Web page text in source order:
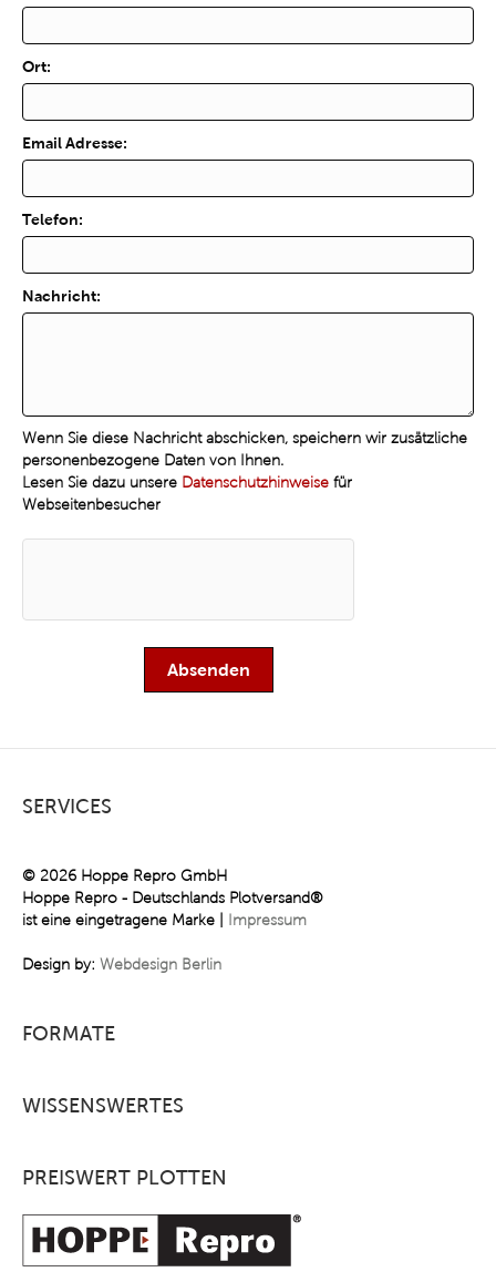
Ort:
Email Adresse:
Telefon:
Nachricht:
Wenn Sie diese Nachricht abschicken, speichern wir zusätzliche
personenbezogene Daten von Ihnen.
Lesen Sie dazu unsere Datenschutzhinweise für
Webseitenbesucher
SERVICES
© 2026 Hoppe Repro GmbH
Hoppe Repro - Deutschlands Plotversand®
ist eine eingetragene Marke |
Impressum
Design by: Webdesign Berlin
FORMATE
WISSENSWERTES
PREISWERT PLOTTEN